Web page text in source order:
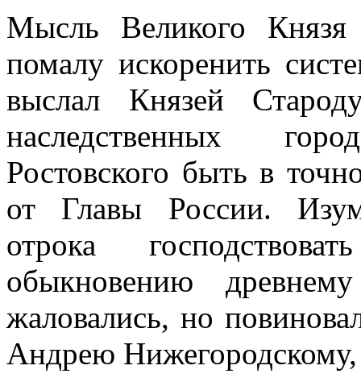
Мысль Великого
помалу искоренить
выслал Князей
наследственных
Ростовского быть в
от Главы России.
отрока
обыкновению
жаловались, но
Андрею Нижегородскому,